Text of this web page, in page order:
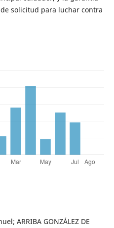
solicitud para luchar contra
ARRIBA GONZÁLEZ DE